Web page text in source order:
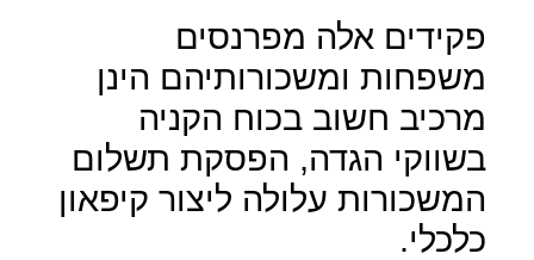
פקידים אלה מפרנסים
משפחות ומשכורותיהם הינן
מרכיב חשוב בכוח הקניה
בשווקי הגדה, הפסקת תשלום
המשכורות עלולה ליצור קיפאון
כלכלי.